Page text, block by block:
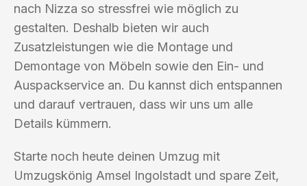
nach Nizza so stressfrei wie möglich zu
gestalten. Deshalb bieten wir auch
Zusatzleistungen wie die Montage und
Demontage von Möbeln sowie den Ein- und
Auspackservice an. Du kannst dich entspannen
und darauf vertrauen, dass wir uns um alle
Details kümmern.
Starte noch heute deinen Umzug mit
Umzugskönig Amsel Ingolstadt und spare Zeit,